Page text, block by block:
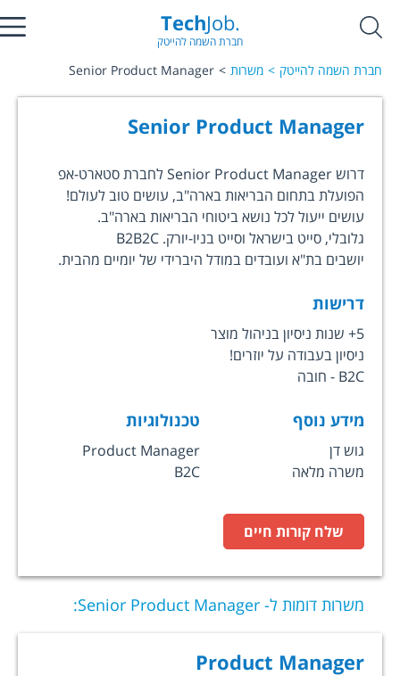
TechJob.
חברת השמה להייטק
חברת השמה להייטק משרות Senior Product Manager
Senior Product Manager
דרוש Senior Product Manager לחברת סטארט-אפ
הפועלת בתחום הבריאות בארה"ב, עושים טוב לעולם!
עושים ייעול לכל נושא ביטוחי הבריאות בארה"ב.
גלובלי, סייט בישראל וסייט בניו-יורק. B2B2C
יושבים בת"א ועובדים במודל היברידי של יומיים מהבית.
דרישות
5+ שנות ניסיון בניהול מוצר
ניסיון בעבודה על יוזרים!
B2C - חובה
מידע נוסף
גוש דן
משרה מלאה
טכנולוגיות
Product Manager
B2C
שלח קורות חיים
משרות דומות ל- Senior Product Manager
:
Product Manager